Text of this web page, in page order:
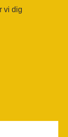
vi dig